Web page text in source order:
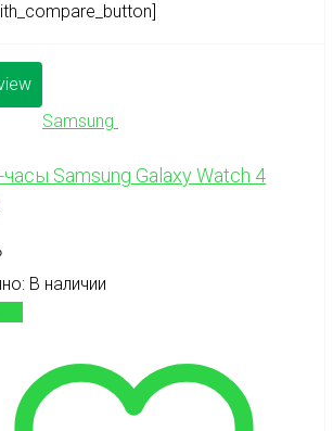
Samsung
Samsung Galaxy Watch 4
В наличии